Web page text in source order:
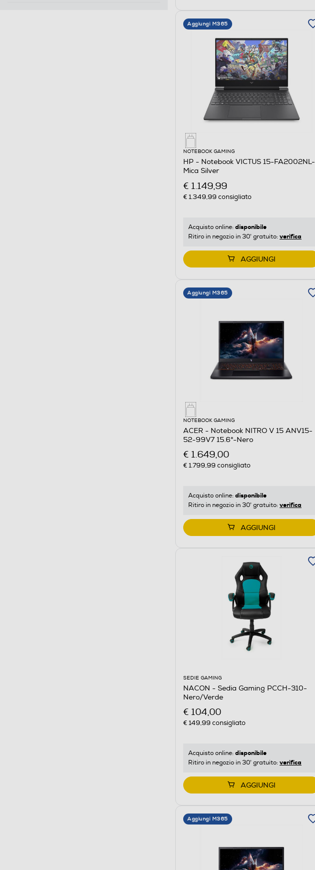
Aggiungi M365
NOTEBOOK GAMING
HP - Notebook VICTUS 15-FA2002NL-
Mica Silver
€ 1.149,99
€ 1.349,99 consigliato
Acquisto online: disponibile
Ritiro in negozio in 30' gratuito: verifica
AGGIUNGI
Aggiungi M365
NOTEBOOK GAMING
ACER - Notebook NITRO V 15 ANV15-
52-99V7 15.6"-Nero
€ 1.649,00
€ 1.799,99 consigliato
Acquisto online: disponibile
Ritiro in negozio in 30' gratuito: verifica
AGGIUNGI
SEDIE GAMING
NACON - Sedia Gaming PCCH-310-
Nero/Verde
€ 104,00
€ 149,99 consigliato
Acquisto online: disponibile
Ritiro in negozio in 30' gratuito: verifica
AGGIUNGI
Aggiungi M365